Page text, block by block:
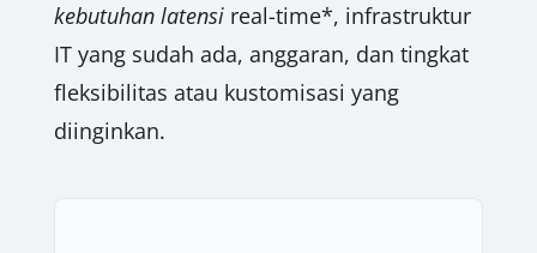
kebutuhan latensi real-time*, infrastruktur
IT yang sudah ada, anggaran, dan tingkat
fleksibilitas atau kustomisasi yang
diinginkan.